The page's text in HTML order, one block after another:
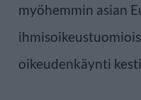
myöhemmin asian
oikeudenkäynti